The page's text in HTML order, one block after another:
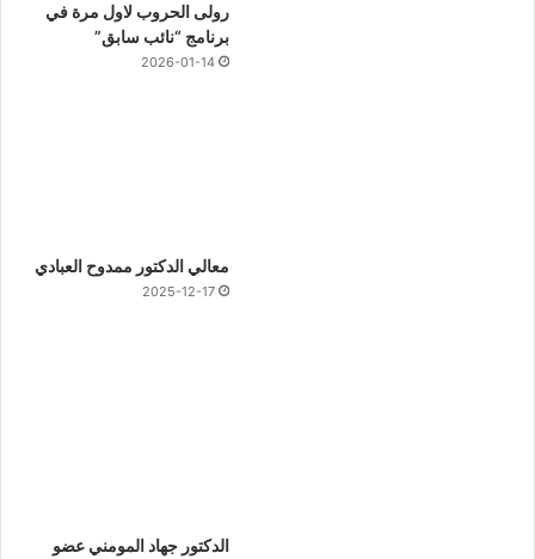
رولى الحروب لاول مرة في
برنامج “نائب سابق”
2026-01-14
معالي الدكتور ممدوح العبادي
2025-12-17
الدكتور جهاد المومني عضو